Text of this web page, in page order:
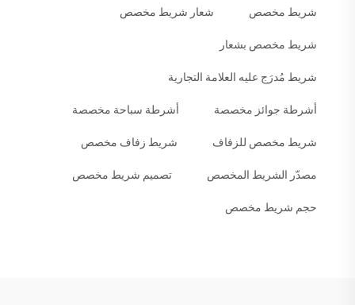
شريط مخصص شعار شريط مخصص
شريط مخصص بشعار
شريط مُدرَج عليه العلامة التجارية
أشرطة جوائز مخصصة أشرطة سباحة مخصصة
شريط مخصص للزفاف شريط زفاف مخصص
مصدّر الشريط المخصص تصميم شريط مخصص
حجم شريط مخصص